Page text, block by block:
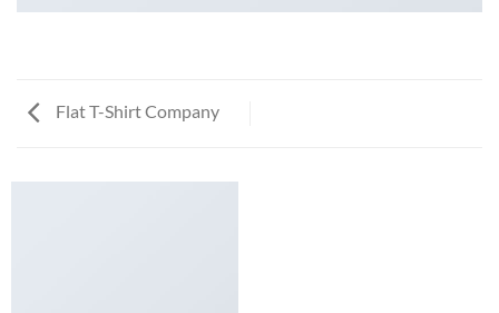
Flat T-Shirt Company